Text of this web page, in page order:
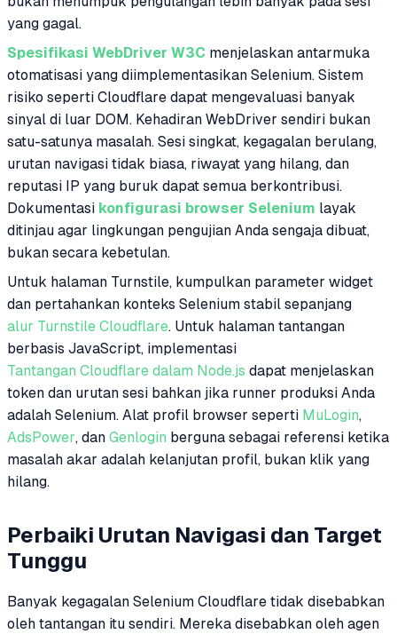
yang gagal.
Spesifikasi WebDriver W3C menjelaskan antarmuka
otomatisasi yang diimplementasikan Selenium. Sistem
risiko seperti Cloudflare dapat mengevaluasi banyak
sinyal di luar DOM. Kehadiran WebDriver sendiri bukan
satu-satunya masalah. Sesi singkat, kegagalan berulang,
urutan navigasi tidak biasa, riwayat yang hilang, dan
reputasi IP yang buruk dapat semua berkontribusi.
Dokumentasi konfigurasi browser Selenium layak
ditinjau agar lingkungan pengujian Anda sengaja dibuat,
bukan secara kebetulan.
Untuk halaman Turnstile, kumpulkan parameter widget
dan pertahankan konteks Selenium stabil sepanjang
alur Turnstile Cloudflare. Untuk halaman tantangan
berbasis JavaScript, implementasi
Tantangan Cloudflare dalam Node.js dapat menjelaskan
token dan urutan sesi bahkan jika runner produksi Anda
adalah Selenium. Alat profil browser seperti MuLogin,
AdsPower, dan Genlogin berguna sebagai referensi ketika
masalah akar adalah kelanjutan profil, bukan klik yang
hilang.
Perbaiki Urutan Navigasi dan Target
Tunggu
Banyak kegagalan Selenium Cloudflare tidak disebabkan
oleh tantangan itu sendiri. Mereka disebabkan oleh agen